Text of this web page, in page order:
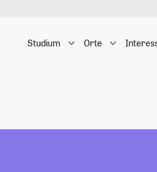
Studium Orte